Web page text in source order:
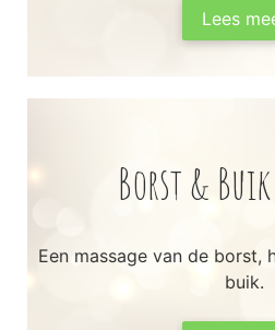
Lees
Borst & Buik
Een massage van de borst,
buik.